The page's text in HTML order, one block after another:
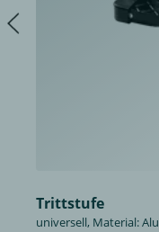
Trittstufe
universell, Material: